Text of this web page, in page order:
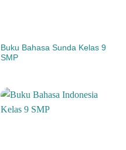
Buku Bahasa Sunda Kelas 9
SMP